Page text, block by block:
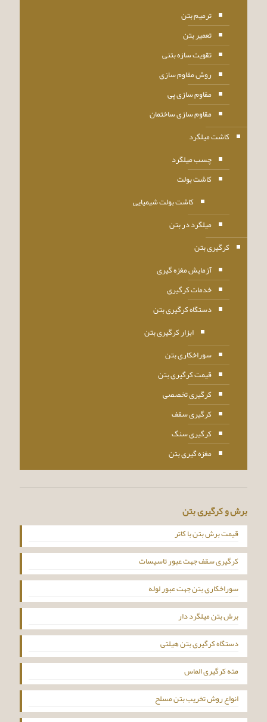
ترمیم بتن
تعمیر بتن
تقویت سازه بتنی
روش مقاوم سازی
مقاوم سازی پی
مقاوم سازی ساختمان
کاشت میلگرد
چسب میلگرد
کاشت بولت
کاشت بولت شیمیایی
میلگرد در بتن
کرگیری بتن
آزمایش مغزه گیری
خدمات کرگیری
دستگاه کرگیری بتن
ابزار کرگیری بتن
سوراخکاری بتن
قیمت کرگیری بتن
کرگیری تخصصی
کرگیری سقف
کرگیری سنگ
مغزه گیری بتن
برش و کرگیری بتن
قیمت برش بتن با کاتر
کرگیری سقف جهت عبور تاسیسات
سوراخکاری بتن جهت عبور لوله
برش بتن میلگرد دار
دستگاه کرگیری بتن هیلتی
مته کرگیری الماس
انواع روش تخریب بتن مسلح